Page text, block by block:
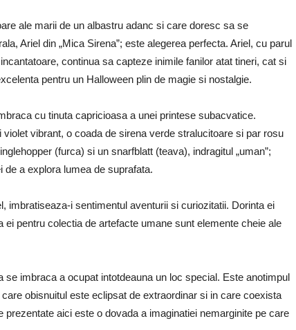
ale marii de un albastru adanc si care doresc sa se
Ariel din „Mica Sirena”; este alegerea perfecta. Ariel, cu parul
continua sa capteze inimile fanilor atat tineri, cat si
pentru un Halloween plin de magie si nostalgie.
cu tinuta capricioasa a unei printese subacvatice.
vibrant, o coada de sirena verde stralucitoare si par rosu
(furca) si un snarfblatt (teava), indragitul „uman”;
de a explora lumea de suprafata.
imbratiseaza-i sentimentul aventurii si curiozitatii. Dorinta ei
ei pentru colectia de artefacte umane sunt elemente cheie ale
se imbraca a ocupat intotdeauna un loc special. Este anotimpul
obisnuitul este eclipsat de extraordinar si in care coexista
aici este o dovada a imaginatiei nemarginite pe care